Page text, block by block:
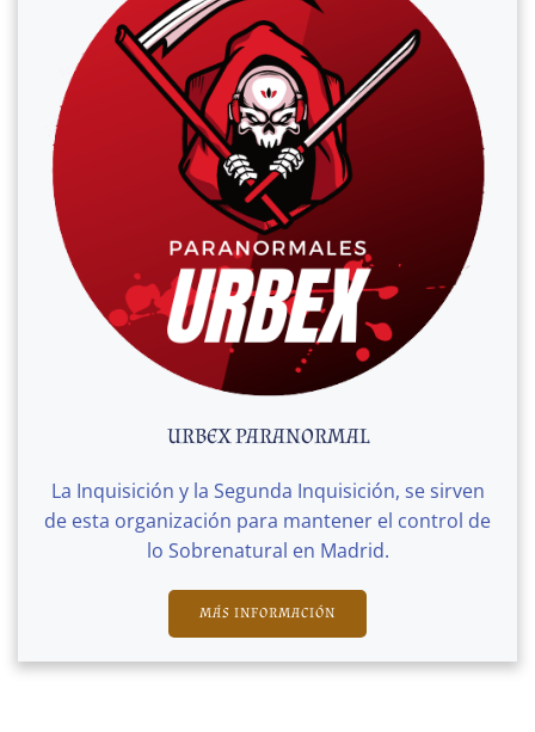
URBEX PARANORMAL
La Inquisición y la Segunda Inquisición, se sirven
de esta organización para mantener el control de
lo Sobrenatural en Madrid.
MÁS INFORMACIÓN